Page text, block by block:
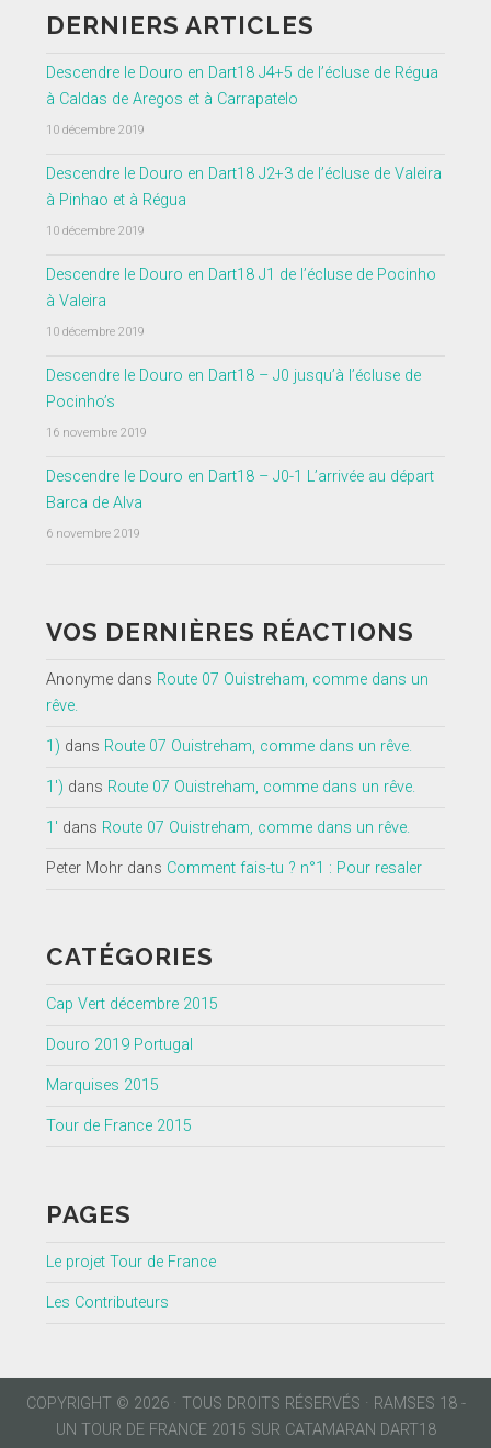
DERNIERS ARTICLES
Descendre le Douro en Dart18 J4+5 de l’écluse de Régua
à Caldas de Aregos et à Carrapatelo
10 décembre 2019
Descendre le Douro en Dart18 J2+3 de l’écluse de Valeira
à Pinhao et à Régua
10 décembre 2019
Descendre le Douro en Dart18 J1 de l’écluse de Pocinho
à Valeira
10 décembre 2019
Descendre le Douro en Dart18 – J0 jusqu’à l’écluse de
Pocinho’s
16 novembre 2019
Descendre le Douro en Dart18 – J0-1 L’arrivée au départ
Barca de Alva
6 novembre 2019
VOS DERNIÈRES RÉACTIONS
Anonymedans Route 07 Ouistreham, comme dans un
rêve.
1) dans Route 07 Ouistreham, comme dans un rêve.
1') dans Route 07 Ouistreham, comme dans un rêve.
1' dans Route 07 Ouistreham, comme dans un rêve.
Peter Mohrdans Comment fais-tu ? n°1 : Pour resaler
CATÉGORIES
Cap Vert décembre 2015
Douro 2019 Portugal
Marquises 2015
Tour de France 2015
PAGES
Le projet Tour de France
Les Contributeurs
COPYRIGHT © 2026 · TOUS DROITS RÉSERVÉS · RAMSES 18 -
UN TOUR DE FRANCE 2015 SUR CATAMARAN DART18